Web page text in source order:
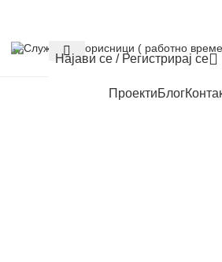
Служба за корисници ( работно
Најави се / Регистрирај се
ПроектиБлог